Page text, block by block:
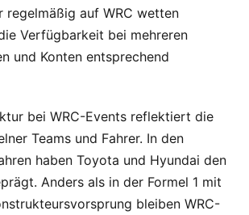
regelmäßig auf WRC wetten
Verfügbarkeit bei mehreren
und Konten entsprechend
bei WRC-Events reflektiert die
Teams und Fahrer. In den
haben Toyota und Hyundai den
Anders als in der Formel 1 mit
bleiben WRC-